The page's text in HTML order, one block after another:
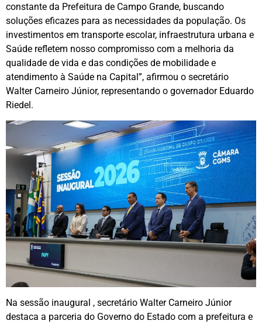
constante da Prefeitura de Campo Grande, buscando
soluções eficazes para as necessidades da população. Os
investimentos em transporte escolar, infraestrutura urbana e
Saúde refletem nosso compromisso com a melhoria da
qualidade de vida e das condições de mobilidade e
atendimento à Saúde na Capital”, afirmou o secretário
Walter Carneiro Júnior, representando o governador Eduardo
Riedel.
Na sessão inaugural , secretário Walter Carneiro Júnior
destaca a parceria do Governo do Estado com a prefeitura e